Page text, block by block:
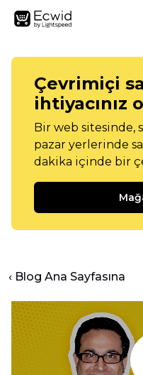
Çevrimiçi
ihtiyacınız
Bir web sitesinde,
pazar yerlerinde
dakika içinde bir
‹ Blog Ana Sayfasına